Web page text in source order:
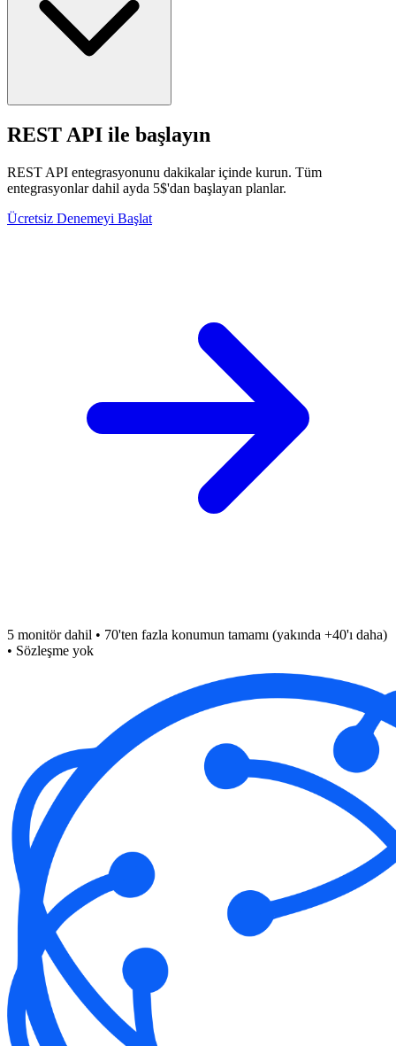
REST API ile başlayın
REST API entegrasyonunu dakikalar içinde kurun. Tüm
entegrasyonlar dahil ayda 5$'dan başlayan planlar.
Ücretsiz Denemeyi Başlat
5 monitör dahil • 70'ten fazla konumun tamamı (yakında +40'ı daha)
• Sözleşme yok